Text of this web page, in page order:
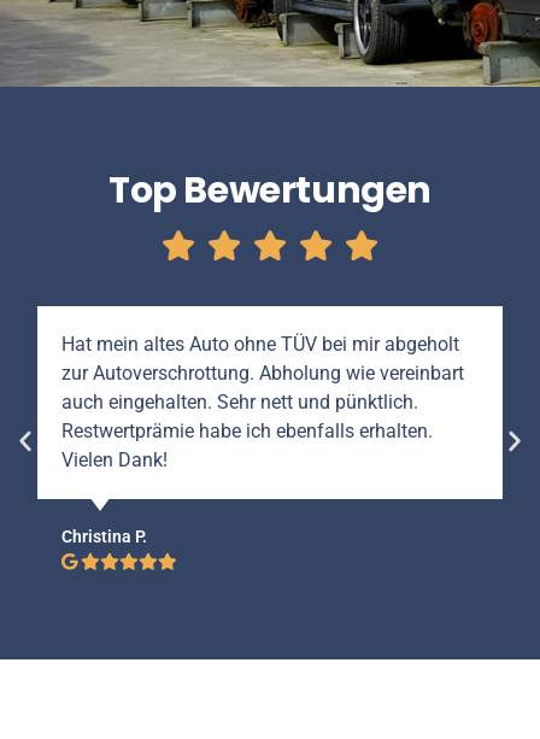
Top Bewertungen
Hat mein altes Auto ohne TÜV bei mir abgeholt
zur Autoverschrottung. Abholung wie vereinbart
auch eingehalten. Sehr nett und pünktlich.
Restwertprämie habe ich ebenfalls erhalten.
Vielen Dank!
Christina P.